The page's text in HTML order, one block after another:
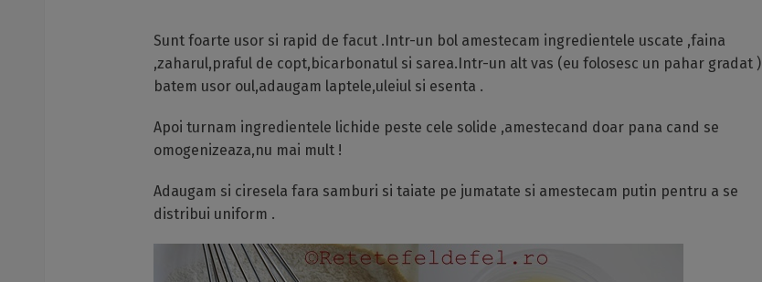
Sunt foarte usor si rapid de facut .Intr-un bol amestecam ingredientele uscate ,faina
,zaharul,praful de copt,bicarbonatul si sarea.Intr-un alt vas (eu folosesc un pahar gradat )
batem usor oul,adaugam laptele,uleiul si esenta .
Apoi turnam ingredientele lichide peste cele solide ,amestecand doar pana cand se
omogenizeaza,nu mai mult !
Adaugam si ciresela fara samburi si taiate pe jumatate si amestecam putin pentru a se
distribui uniform .